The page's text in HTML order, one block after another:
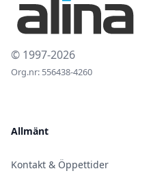
© 1997-2026
Org.nr: 556438-4260
Allmänt
Kontakt & Öppettider